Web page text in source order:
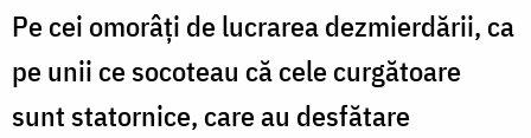
Pe cei omorâţi de lucrarea dezmierdării, ca
pe unii ce socoteau că cele curgătoare
sunt statornice, care au desfătare